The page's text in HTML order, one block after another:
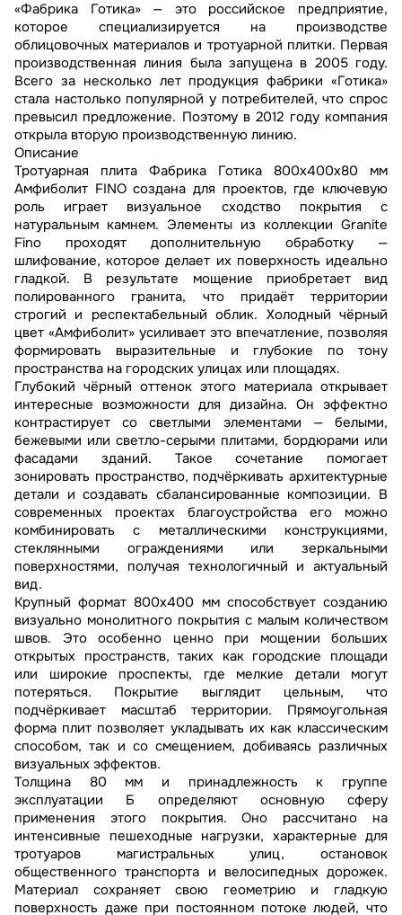
«Фабрика Готика» — это российское предприятие,
которое специализируется на производстве
облицовочных материалов и тротуарной плитки. Первая
производственная линия была запущена в 2005 году.
Всего за несколько лет продукция фабрики «Готика»
стала настолько популярной у потребителей, что спрос
превысил предложение. Поэтому в 2012 году компания
открыла вторую производственную линию.
Описание
Тротуарная плита Фабрика Готика 800х400х80 мм
Амфиболит FINO создана для проектов, где ключевую
роль играет визуальное сходство покрытия с
натуральным камнем. Элементы из коллекции Granite
Fino проходят дополнительную обработку —
шлифование, которое делает их поверхность идеально
гладкой. В результате мощение приобретает вид
полированного гранита, что придаёт территории
строгий и респектабельный облик. Холодный чёрный
цвет «Амфиболит» усиливает это впечатление, позволяя
формировать выразительные и глубокие по тону
пространства на городских улицах или площадях.
Глубокий чёрный оттенок этого материала открывает
интересные возможности для дизайна. Он эффектно
контрастирует со светлыми элементами — белыми,
бежевыми или светло-серыми плитами, бордюрами или
фасадами зданий. Такое сочетание помогает
зонировать пространство, подчёркивать архитектурные
детали и создавать сбалансированные композиции. В
современных проектах благоустройства его можно
комбинировать с металлическими конструкциями,
стеклянными ограждениями или зеркальными
поверхностями, получая технологичный и актуальный
вид.
Крупный формат 800х400 мм способствует созданию
визуально монолитного покрытия с малым количеством
швов. Это особенно ценно при мощении больших
открытых пространств, таких как городские площади
или широкие проспекты, где мелкие детали могут
потеряться. Покрытие выглядит цельным, что
подчёркивает масштаб территории. Прямоугольная
форма плит позволяет укладывать их как классическим
способом, так и со смещением, добиваясь различных
визуальных эффектов.
Толщина 80 мм и принадлежность к группе
эксплуатации Б определяют основную сферу
применения этого покрытия. Оно рассчитано на
интенсивные пешеходные нагрузки, характерные для
тротуаров магистральных улиц, остановок
общественного транспорта и велосипедных дорожек.
Материал сохраняет свою геометрию и гладкую
поверхность даже при постоянном потоке людей, что